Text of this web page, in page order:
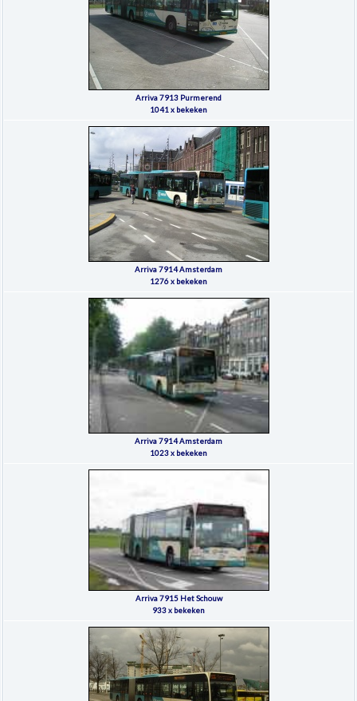
Arriva 7913 Purmerend
1041 x bekeken
Arriva 7914 Amsterdam
1276 x bekeken
Arriva 7914 Amsterdam
1023 x bekeken
Arriva 7915 Het Schouw
933 x bekeken